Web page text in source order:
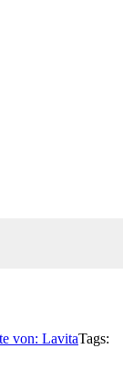
von: LavitaTags: